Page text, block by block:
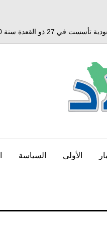
الأولى السياسة